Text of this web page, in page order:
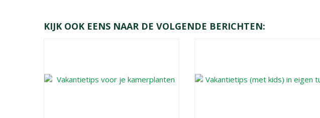
KIJK OOK EENS NAAR DE VOLGENDE BERICHTEN: